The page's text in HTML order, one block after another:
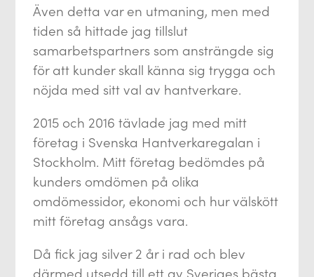
Även detta var en utmaning, men med
tiden så hittade jag tillslut
samarbetspartners som ansträngde sig
för att kunder skall känna sig trygga och
nöjda med sitt val av hantverkare.
2015 och 2016 tävlade jag med mitt
företag i Svenska Hantverkaregalan i
Stockholm. Mitt företag bedömdes på
kunders omdömen på olika
omdömessidor, ekonomi och hur välskött
mitt företag ansågs vara.
Då fick jag silver 2 år i rad och blev
därmed utsedd till ett av Sveriges bästa